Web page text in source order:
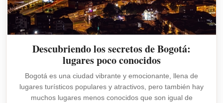
Descubriendo los secretos de Bogotá:
lugares poco conocidos
Bogotá es una ciudad vibrante y emocionante, llena de
lugares turísticos populares y atractivos, pero también hay
muchos lugares menos conocidos que son igual de